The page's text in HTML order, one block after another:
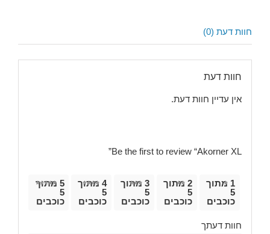
חוות דעת (0)
חוות דעת
אין עדיין חוות דעת.
Be the first to review “Akorner XL”
1 מתוך
5
כוכבים
2 מתוך
5
כוכבים
3 מתוך
5
כוכבים
4 מתוך
5
כוכבים
5 מתוך
5
כוכבים
חוות דעתך